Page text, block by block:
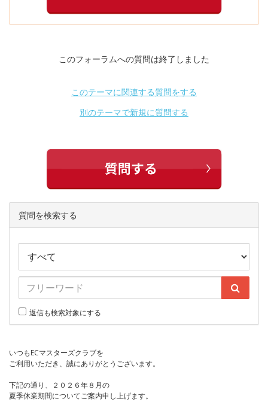
このフォーラムへの質問は終了しました
このテーマに関連する質問をする
別のテーマで新規に質問する
質問を検索する
返信も検索対象にする
いつもECマスターズクラブを
ご利用いただき、誠にありがとうございます。
下記の通り、２０２６年８月の
夏季休業期間についてご案内申し上げます。